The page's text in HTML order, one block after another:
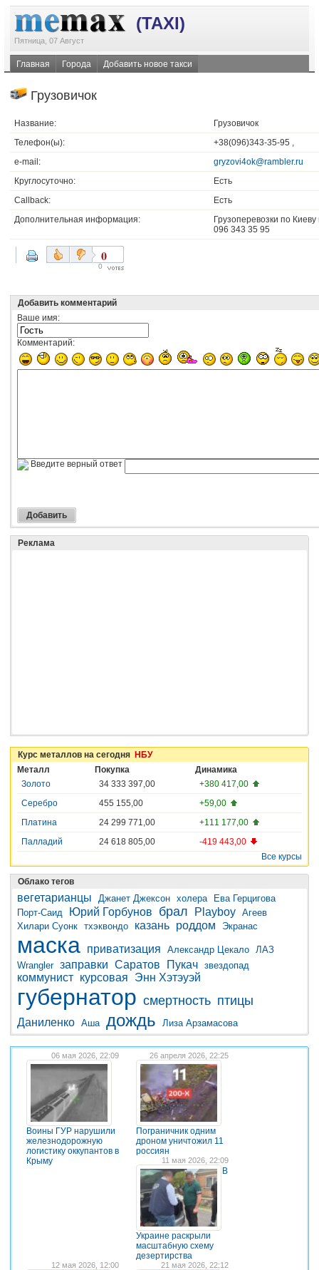
(TAXI)
Пятница, 07 Август
Главная Города Добавить новое такси
Грузовичок
Название:
Грузовичок
Телефон(ы):
+38(096)343-35-95 ,
e-mail:
gryzovi4ok@rambler.ru
Круглосуточно:
Есть
Callback:
Есть
Дополнительная информация:
Грузоперевозки по
096 343 35 95
0
0
Добавить комментарий
Ваше имя:
Комментарий:
Введите верный ответ
Реклама
Курс металлов на сегодня НБУ
Металл
Покупка
Динамика
Золото
34 333 397,00
+380 417,00
Серебро
455 155,00
+59,00
Платина
24 299 771,00
+111 177,00
Палладий
24 618 805,00
-419 443,00
Все курсы
Облако тегов
вегетарианцы Джанет Джексон холера
Ева Герцигова
Порт-Саид
Юрий Горбунов брал Playboy Агеев
Хилари Суонк тхэквондо казань роддом Экранас
маска приватизация Александр Цекало ЛАЗ
Wrangler заправки Саратов Пукач звездопад
коммунист курсовая Энн Хэтэуэй
губернатор смертность птицы
Даниленко Аша дождь Лиза Арзамасова
06 мая 2026, 22:09
Воины ГУР нарушили
железнодорожную
логистику оккупантов в
Крыму
26 апреля 2026, 22:25
Пограничник одним
дроном уничтожил 11
россиян
11 мая 2026, 22:09
В
Украине раскрыли
масштабную схему
дезертирства
12 мая 2026, 12:00 21 мая 2026, 22:12